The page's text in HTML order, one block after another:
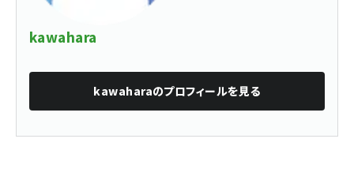
kawahara
kawaharaのプロフィールを見る